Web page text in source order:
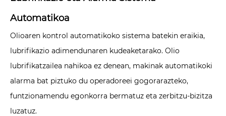
Automatikoa
Olioaren kontrol automatikoko sistema batekin eraikia,
lubrifikazio adimendunaren kudeaketarako. Olio
lubrifikatzailea nahikoa ez denean, makinak automatikoki
alarma bat piztuko du operadoreei gogorarazteko,
funtzionamendu egonkorra bermatuz eta zerbitzu-bizitza
luzatuz.